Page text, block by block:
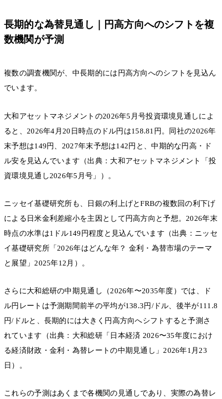
長期的な為替見通し｜円高方向へのシフトを複
数機関が予測
複数の調査機関が、中長期的には円高方向へのシフトを見込ん
でいます。
大和アセットマネジメントの2026年5月号投資環境見通しによ
ると、2026年4月20日時点のドル円は158.81円。同社の2026年
末予想は149円、2027年末予想は142円と、中期的な円高・ド
ル安を見込んでいます（出典：大和アセットマネジメント「投
資環境見通し2026年5月号」）。
ニッセイ基礎研究所も、日銀の利上げとFRBの複数回の利下げ
による日米金利差縮小を主因として円高方向と予想。2026年末
時点の水準は1ドル149円程度と見込んでいます（出典：ニッセ
イ基礎研究所「2026年はどんな年？ 金利・為替市場のテーマ
と展望」2025年12月）。
さらに大和総研の中期見通し（2026年〜2035年度）では、ド
ル円レートは予測期間前半の平均が138.3円/ドル、後半が111.8
円/ドルと、長期的には大きく円高方向へシフトすると予測さ
れています（出典：大和総研「日本経済 2026〜35年度におけ
る経済財政・金利・為替レートの中期見通し」2026年1月23
日）。
これらの予測はあくまで各機関の見通しであり、実際の為替レ